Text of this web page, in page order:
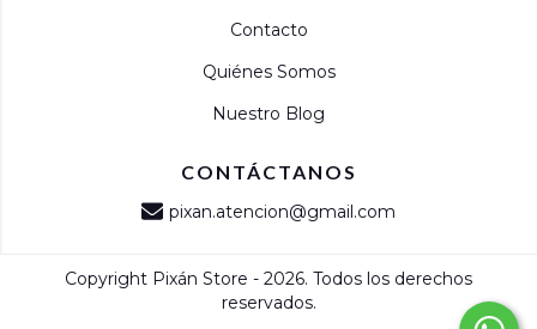
Contacto
Quiénes Somos
Nuestro Blog
CONTÁCTANOS
pixan.atencion@gmail.com
Copyright Pixán Store - 2026. Todos los derechos
reservados.